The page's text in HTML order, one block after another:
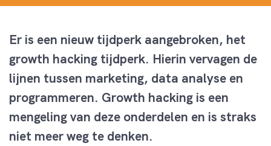
Er is een nieuw tijdperk aangebroken, het
growth hacking tijdperk. Hierin vervagen de
lijnen tussen marketing, data analyse en
programmeren. Growth hacking is een
mengeling van deze onderdelen en is straks
niet meer weg te denken.